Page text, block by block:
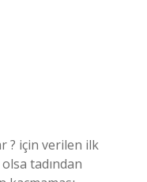
? için verilen ilk
tadından